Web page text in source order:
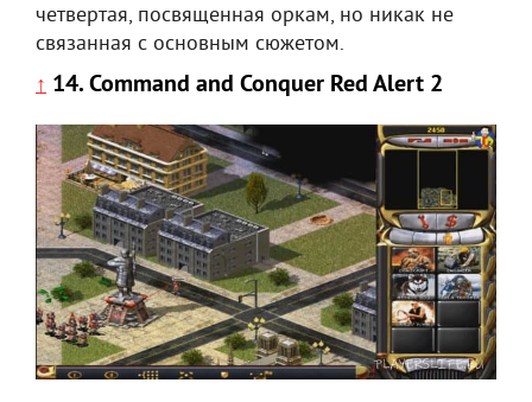
четвертая, посвященная оркам, но никак не
связанная с основным сюжетом.
↑ 14. Command and Conquer Red Alert 2